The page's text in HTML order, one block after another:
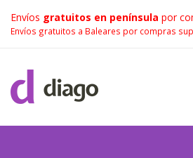
Envíos gratuitos en península por
Envíos gratuitos a Baleares por compras